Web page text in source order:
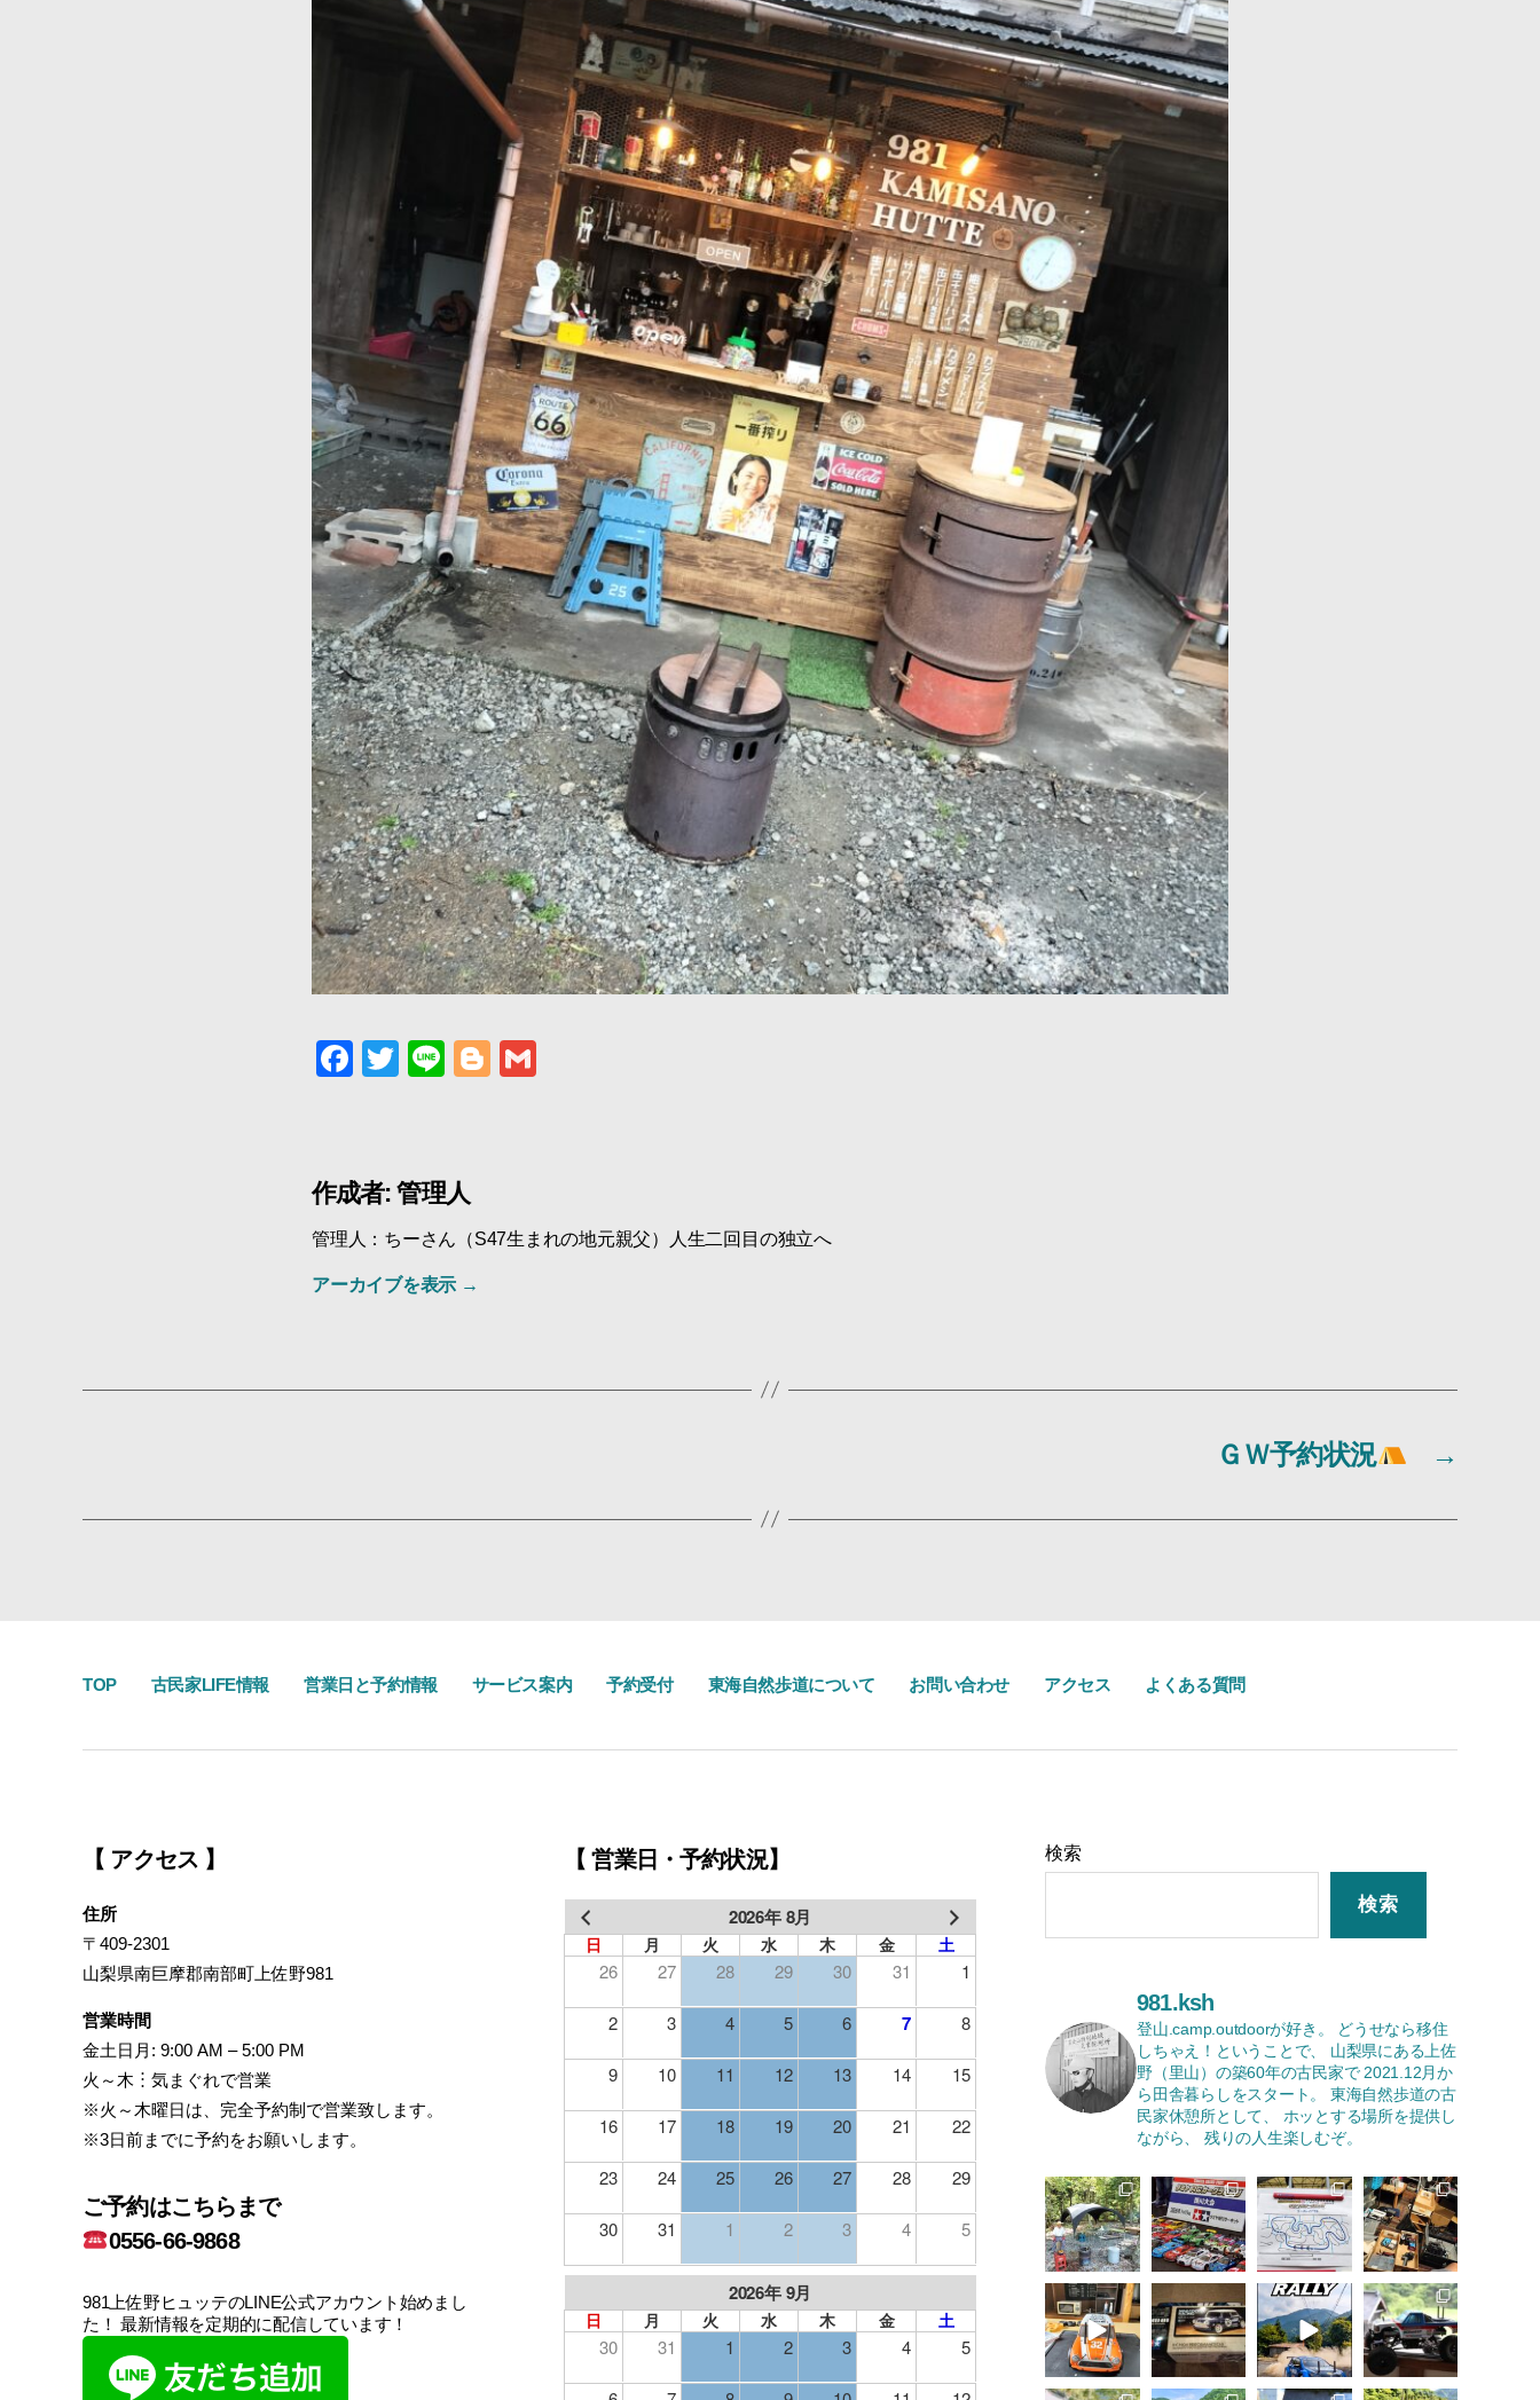
F
b
o
o
T
Li
Bl
作成者: 管理人
管理人：ちーさん（S47生まれの地元親父）人生二回目の独立へ
アーカイブを表示 →
→
ＧＷ予約状況
TOP 古民家LIFE情報 営業日と予約情報 サービス案内 予約受付 東海自然歩道について お問い合わせ アクセス よくある質問
【 アクセス 】
住所
〒409-2301
山梨県南巨摩郡南部町上佐野981
営業時間
金土日月: 9:00 AM – 5:00 PM
火～木︙気まぐれで営業
※火～木曜日は、完全予約制で営業致します。
※3日前までに予約をお願いします。
ご予約はこちらまで
0556-66-9868
981上佐野ヒュッテのLINE公式アカウント始めまし
た！ 最新情報を定期的に配信しています！
【 営業日・予約状況】
2026年 8月
日 月 火 水 木 金 土
26 27 28 29 30 31 1
2 3 4 5 6 7 8
9 10 11 12 13 14 15
16 17 18 19 20 21 22
23 24 25 26 27 28 29
30 31 1 2 3 4 5
2026年 9月
日 月 火 水 木 金 土
30 31 1 2 3 4 5
検索
検索
981.ksh
登山.camp.outdoorが好き。
どうせなら移住
しちゃえ！ということで、
山梨県にある上佐
野（里山）の築60年の古民家で2021.12月か
ら田舎暮らしをスタート。
東海自然歩道の古
民家休憩所として、
ホッとする場所を提供し
ながら、
残りの人生楽しむぞ。